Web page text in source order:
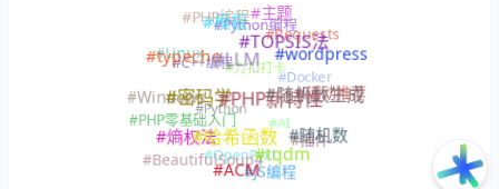
#C++编程
#Linux
#PHP编程
#Python编程
#力扣打卡
#Python
#PHP零基础入门
#Windows
#typecho
#模板#主题
#Requests
#Docker
#AI
#OpenPyxl
#BeautifulSoup4
#熵权法
#密码学
#LLM
#TOPSIS法
#wordpress
#活动推荐
#插件
#JS编程
#ACM
#哈希函数
#PHP新特性
#随机数生成
#随机数
#tqdm